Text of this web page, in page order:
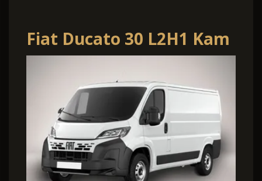
Fiat Ducato 30 L2H1 Kam
270°HFT Temp PDC
Resvererad